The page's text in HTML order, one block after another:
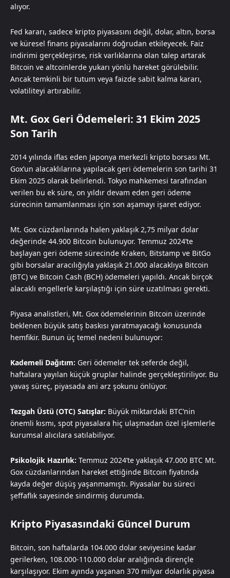
alıyor.
Fed kararı, sadece kripto piyasasını değil, dolar, altın, borsa
ve küresel finans piyasalarını doğrudan etkileyecek. Faiz
indirimi gerçekleşirse, risk varlıklarına olan talep artarak
Bitcoin ve altcoinlerde yukarı yönlü hareket görülebilir.
Ancak temkinli bir tutum veya faizde sabit kalma kararı,
volatiliteyi artırabilir.
Mt. Gox Geri Ödemeleri: 31 Ekim 2025
Son Tarih
2014 yılında iflas eden Japonya merkezli kripto borsası Mt.
Gox’un alacaklılarına yapılacak geri ödemelerin son tarihi 31
Ekim 2025 olarak belirlendi. Tokyo mahkemesi tarafından
verilen bu ek süre, on yıldır devam eden geri ödeme
sürecinin tamamlanması için son aşamayı işaret ediyor.
Mt. Gox cüzdanlarında halen yaklaşık 2,75 milyar dolar
değerinde 44.900 Bitcoin bulunuyor. Temmuz 2024’te
başlayan geri ödeme sürecinde Kraken, Bitstamp ve BitGo
gibi borsalar aracılığıyla yaklaşık 21.000 alacaklıya Bitcoin
(BTC) ve Bitcoin Cash (BCH) ödemeleri yapıldı. Ancak birçok
alacaklı engellerle karşılaştığı için süre uzatılması gerekti.
Piyasa analistleri, Mt. Gox ödemelerinin Bitcoin üzerinde
beklenen büyük satış baskısı yaratmayacağı konusunda
hemfikir. Bunun üç temel nedeni bulunuyor:
Kademeli Dağıtım: Geri ödemeler tek seferde değil,
haftalara yayılan küçük gruplar halinde gerçekleştiriliyor. Bu
yavaş süreç, piyasada ani arz şokunu önlüyor.
Tezgah Üstü (OTC) Satışlar: Büyük miktardaki BTC’nin
önemli kısmı, spot piyasalara hiç ulaşmadan özel işlemlerle
kurumsal alıcılara satılabiliyor.
Psikolojik Hazırlık: Temmuz 2024’te yaklaşık 47.000 BTC Mt.
Gox cüzdanlarından hareket ettiğinde Bitcoin fiyatında
kayda değer düşüş yaşanmamıştı. Piyasalar bu süreci
şeffaflık sayesinde sindirmiş durumda.
Kripto Piyasasındaki Güncel Durum
Bitcoin, son haftalarda 104.000 dolar seviyesine kadar
gerilerken, 108.000-110.000 dolar aralığında dirençle
karşılaşıyor. Ekim ayında yaşanan 370 milyar dolarlık piyasa